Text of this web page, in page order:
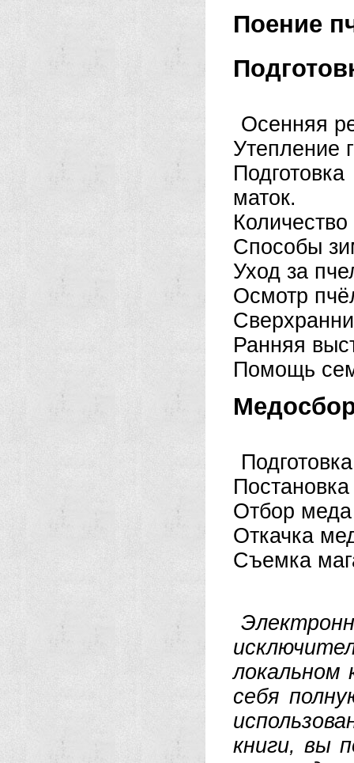
Поение
Осенняя
Утепление
маток.
Способы
Уход за
Осмотр
Ранняя
Помощь
Отбор
Откачка
Съемка
себя
книги, вы